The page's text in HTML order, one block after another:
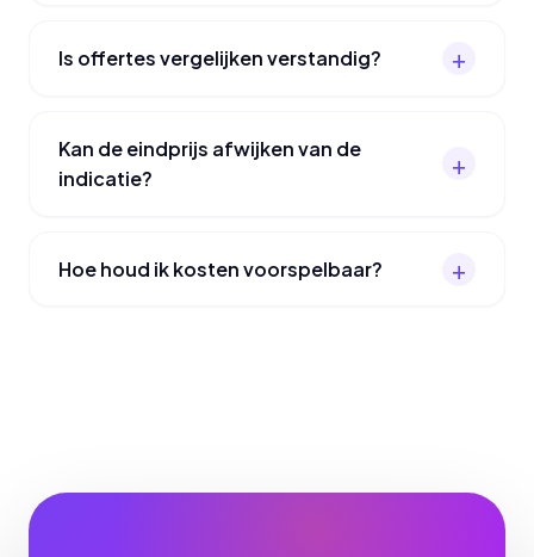
Is offertes vergelijken verstandig?
Kan de eindprijs afwijken van de
indicatie?
Hoe houd ik kosten voorspelbaar?